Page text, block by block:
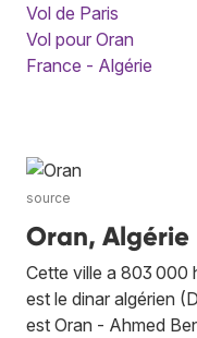
Vol de Paris
Vol pour Oran
France - Algérie
source
Oran, Algérie
Cette ville a 803 000
est le dinar algérien
est Oran - Ahmed